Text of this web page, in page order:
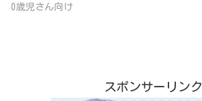
0歳児さん向け
スポンサーリンク